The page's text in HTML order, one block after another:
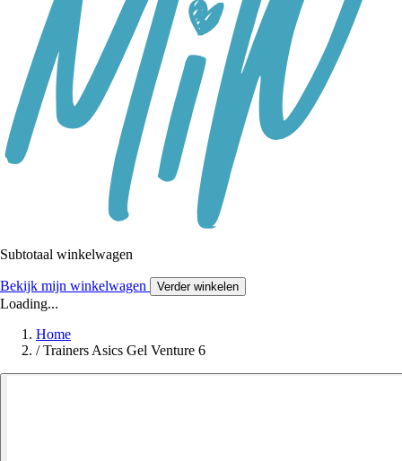
Subtotaal winkelwagen
Bekijk mijn winkelwagen Verder winkelen
Loading...
Home
/ Trainers Asics Gel Venture 6